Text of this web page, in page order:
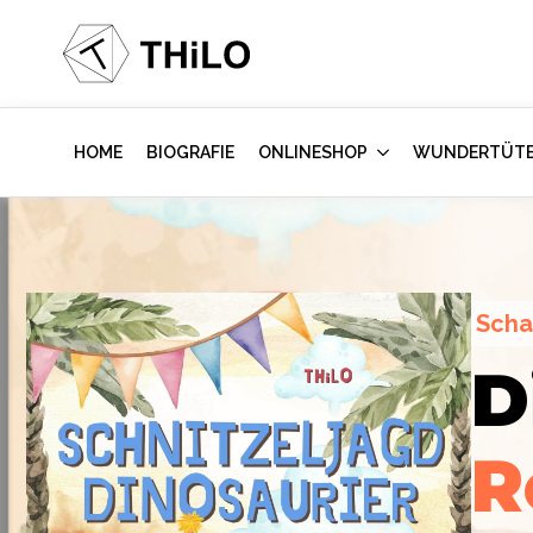
HOME BIOGRAFIE ONLINESHOP
Hollywood-
im
Escape Room (ab 8 oder 12 Jahre)
Locked-up